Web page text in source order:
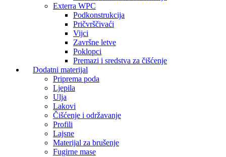
Exterra WPC
Podkonstrukcija
Pričvrščivaći
Vijci
Završne letve
Poklopci
Premazi i sredstva za čišćenje
Dodatni materijal
Priprema poda
Ljepila
Ulja
Lakovi
Čišćenje i održavanje
Profili
Lajsne
Materijal za brušenje
Fugirne mase